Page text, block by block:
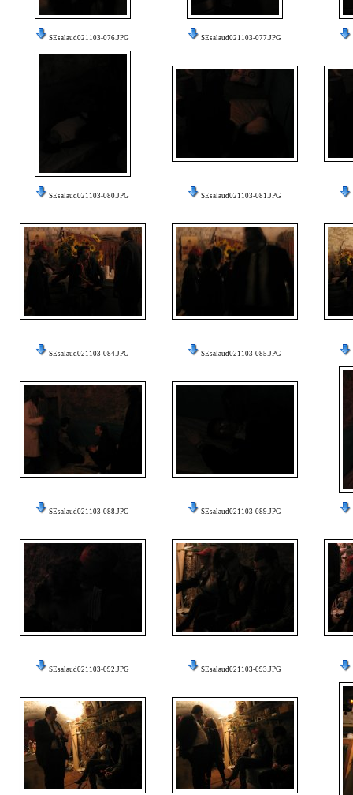
SEsalaud021103-076.JPG SEsalaud021103-077.JPG
SEsalaud021103-080.JPG SEsalaud021103-081.JPG
SEsalaud021103-084.JPG SEsalaud021103-085.JPG
SEsalaud021103-088.JPG SEsalaud021103-089.JPG
SEsalaud021103-092.JPG SEsalaud021103-093.JPG